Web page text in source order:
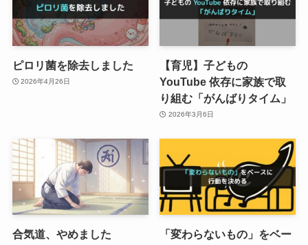
ピロリ菌を除去しました
2026年4月26日
【育児】子どもの
YouTube 依存に家族で取
り組む「がんばりタイム」
2026年3月6日
合気道、やめました
「変わらないもの」をベー